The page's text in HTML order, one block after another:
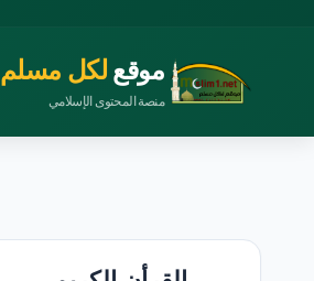
موقع لكل مسلم
منصة المحتوى الإسلامي